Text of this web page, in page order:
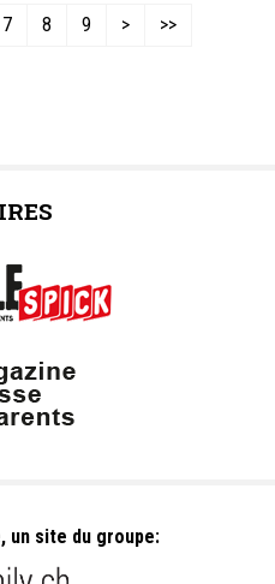
7 8 9 > >>
un site du groupe: